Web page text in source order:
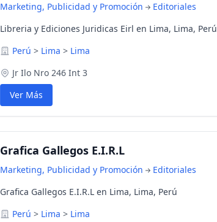
Marketing, Publicidad y Promoción
Editoriales
Libreria y Ediciones Juridicas Eirl en Lima, Lima, Perú
Perú > Lima > Lima
Jr Ilo Nro 246 Int 3
Ver Más
Grafica Gallegos E.I.R.L
Marketing, Publicidad y Promoción
Editoriales
Grafica Gallegos E.I.R.L en Lima, Lima, Perú
Perú > Lima > Lima